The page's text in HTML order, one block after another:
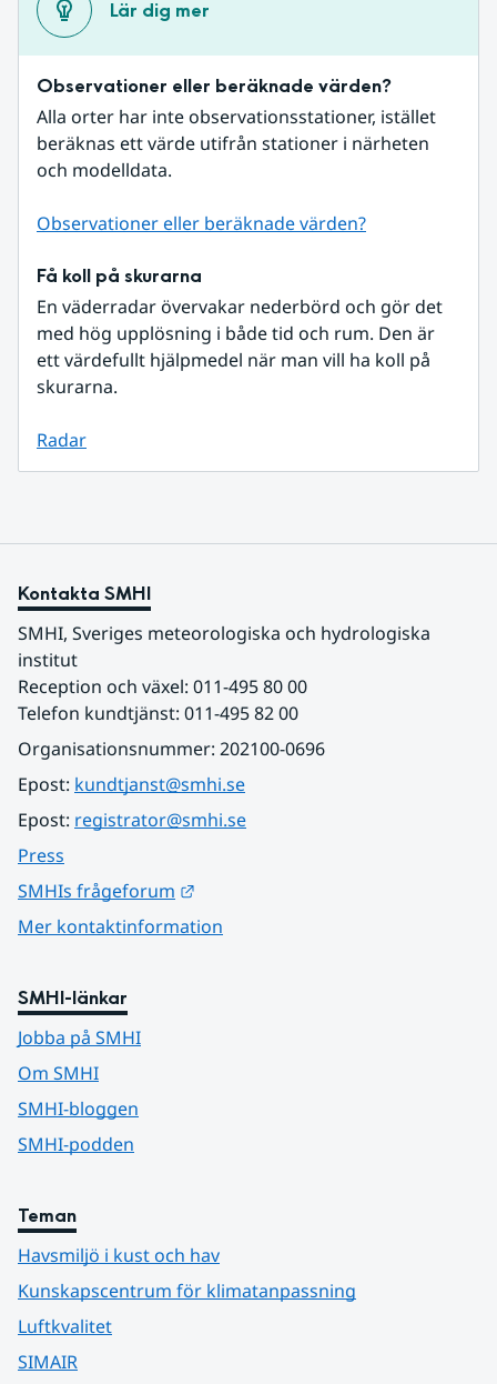
Lär dig mer
Observationer eller beräknade värden?
Alla orter har inte observationsstationer, istället
beräknas ett värde utifrån stationer i närheten
och modelldata.
Observationer eller beräknade värden?
Få koll på skurarna
En väderradar övervakar nederbörd och gör det
med hög upplösning i både tid och rum. Den är
ett värdefullt hjälpmedel när man vill ha koll på
skurarna.
Radar
Kontakta SMHI
SMHI, Sveriges meteorologiska och hydrologiska
institut
Reception och växel: 011-495 80 00
Telefon kundtjänst: 011-495 82 00
Organisationsnummer: 202100-0696
Epost: kundtjanst@smhi.se
Epost: registrator@smhi.se
Press
SMHIs frågeforum
Mer kontaktinformation
SMHI-länkar
Jobba på SMHI
Om SMHI
SMHI-bloggen
SMHI-podden
Teman
Havsmiljö i kust och hav
Kunskapscentrum för klimatanpassning
Luftkvalitet
SIMAIR